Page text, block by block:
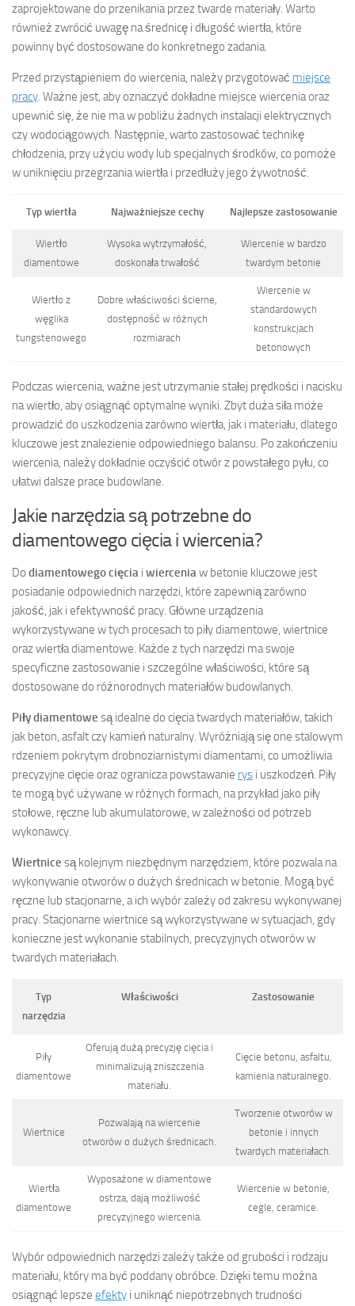
zaprojektowane do przenikania przez twarde materiały. Warto
również zwrócić uwagę na średnicę i długość wiertła, które
powinny być dostosowane do konkretnego zadania.
Przed przystąpieniem do wiercenia, należy przygotować miejsce
pracy. Ważne jest, aby oznaczyć dokładne miejsce wiercenia oraz
upewnić się, że nie ma w pobliżu żadnych instalacji elektrycznych
czy wodociągowych. Następnie, warto zastosować technikę
chłodzenia, przy użyciu wody lub specjalnych środków, co pomoże
w uniknięciu przegrzania wiertła i przedłuży jego żywotność.
Typ wiertła Najważniejsze cechy Najlepsze zastosowanie
Wiertło
diamentowe
Wysoka wytrzymałość,
doskonała trwałość
Wiercenie w bardzo
twardym betonie
Wiertło z
węglika
tungstenowego
Dobre właściwości ścierne,
dostępność w różnych
rozmiarach
Wiercenie w
standardowych
konstrukcjach
betonowych
Podczas wiercenia, ważne jest utrzymanie stałej prędkości i nacisku
na wiertło, aby osiągnąć optymalne wyniki. Zbyt duża siła może
prowadzić do uszkodzenia zarówno wiertła, jak i materiału, dlatego
kluczowe jest znalezienie odpowiedniego balansu. Po zakończeniu
wiercenia, należy dokładnie oczyścić otwór z powstałego pyłu, co
ułatwi dalsze prace budowlane.
Jakie narzędzia są potrzebne do
diamentowego cięcia i wiercenia?
Do diamentowego cięcia i wierceniaw betonie kluczowe jest
posiadanie odpowiednich narzędzi, które zapewnią zarówno
jakość, jak i efektywność pracy. Główne urządzenia
wykorzystywane w tych procesach to piły diamentowe, wiertnice
oraz wiertła diamentowe. Każde z tych narzędzi ma swoje
specyficzne zastosowanie i szczególne właściwości, które są
dostosowane do różnorodnych materiałów budowlanych.
Piły diamentowe są idealne do cięcia twardych materiałów, takich
jak beton, asfalt czy kamień naturalny. Wyróżniają się one stalowym
rdzeniem pokrytym drobnoziarnistymi diamentami, co umożliwia
precyzyjne cięcie oraz ogranicza powstawanie rys i uszkodzeń. Piły
te mogą być używane w różnych formach, na przykład jako piły
stołowe, ręczne lub akumulatorowe, w zależności od potrzeb
wykonawcy.
Wiertnice są kolejnym niezbędnym narzędziem, które pozwala na
wykonywanie otworów o dużych średnicach w betonie. Mogą być
ręczne lub stacjonarne, a ich wybór zależy od zakresu wykonywanej
pracy. Stacjonarne wiertnice są wykorzystywane w sytuacjach, gdy
konieczne jest wykonanie stabilnych, precyzyjnych otworów w
twardych materiałach.
Typ
narzędzia
Właściwości Zastosowanie
Piły
diamentowe
Oferują dużą precyzję cięcia i
minimalizują zniszczenia
materiału.
Cięcie betonu, asfaltu,
kamienia naturalnego.
Wiertnice
Pozwalają na wiercenie
otworów o dużych średnicach.
Tworzenie otworów w
betonie i innych
twardych materiałach.
Wiertła
diamentowe
Wyposażone w diamentowe
ostrza, dają możliwość
precyzyjnego wiercenia.
Wiercenie w betonie,
cegle, ceramice.
Wybór odpowiednich narzędzi zależy także od grubości i rodzaju
materiału, który ma być poddany obróbce. Dzięki temu można
osiągnąć lepsze efekty i uniknąć niepotrzebnych trudności